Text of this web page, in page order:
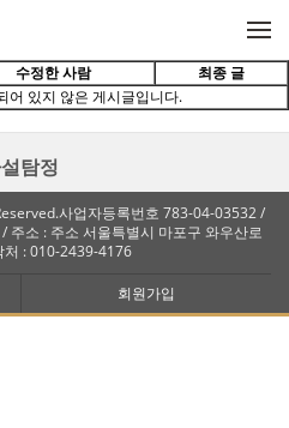
수정한 사람
최종 글
어 있지 않은 게시글입니다.
탐정
사업자등록번호 783-04-03532 /
주소 : 주소 서울특별시 마포구 와우산로
처 : 010-2439-4176
회원가입